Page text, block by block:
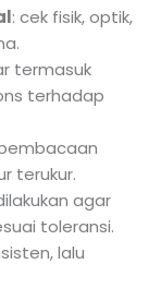
: cek fisik, optik,
termasuk
terhadap
terukur.
agar
toleransi.
lalu